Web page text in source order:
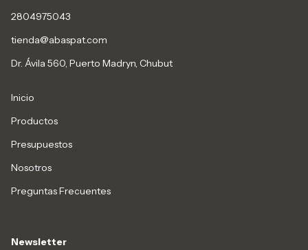
2804975043
tienda@abaspat.com
Dr. Ávila 560, Puerto Madryn, Chubut
Inicio
Productos
Presupuestos
Nosotros
Preguntas Frecuentes
Newsletter